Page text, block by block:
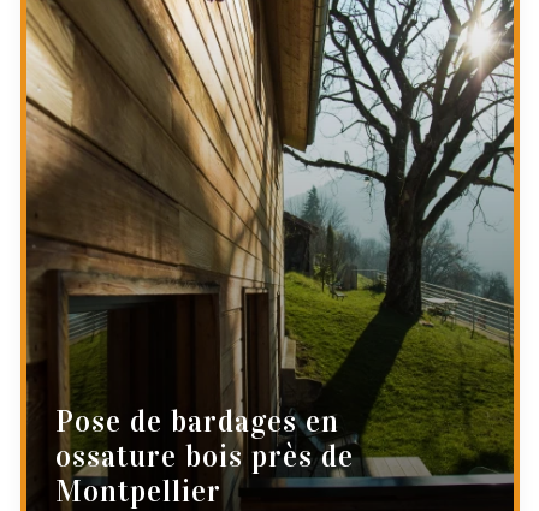
Pose de bardages en
ossature bois près de
Montpellier